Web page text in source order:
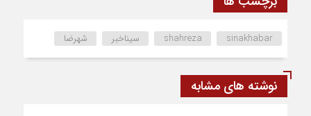
shahreza sinakhabar سیناخبر شهرضا
نوشته های مشابه